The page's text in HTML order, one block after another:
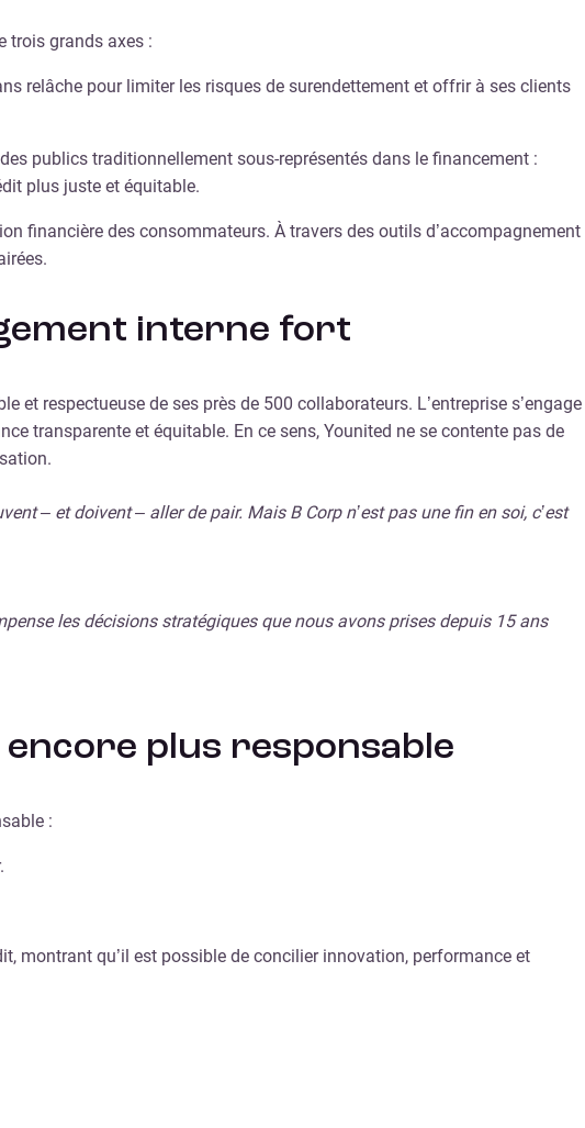
trois grands axes :
relâche pour limiter les risques de surendettement et offrir à ses clients
publics traditionnellement sous-représentés dans le financement :
plus juste et équitable.
financière des consommateurs. À travers des outils d’accompagnement
interne fort
respectueuse de ses près de 500 collaborateurs. L’entreprise s’engage
transparente et équitable. En ce sens, Younited ne se contente pas de
– et doivent – aller de pair. Mais B Corp n’est pas une fin en soi, c’est
les décisions stratégiques que nous avons prises depuis 15 ans
plus responsable
:
montrant qu’il est possible de concilier innovation, performance et